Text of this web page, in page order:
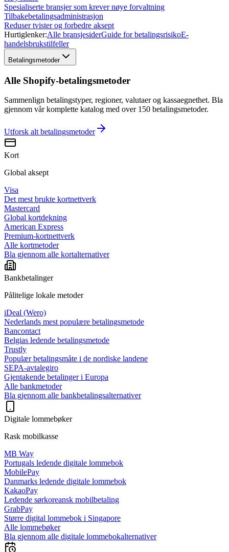
Spesialiserte bransjer som krever nøye forvaltning
Tilbakebetalingsadministrasjon
Reduser tvister og forbedre aksept
Hurtiglenker:Alle bransjesiderGuide for betalingsrisikoE-
handelsbrukstilfeller
Betalingsmetoder
Alle Shopify-betalingsmetoder
Sammenlign betalingstyper, regioner, valutaer og kassaegnethet. Bla
gjennom vår komplette katalog med over 150 betalingsmetoder.
Utforsk alt betalingsmetoder
Kort
Global aksept
Visa
Det mest brukte kortnettverk
Mastercard
Global kortdekning
American Express
Premium-kortnettverk
Alle kortmetoder
Bla gjennom alle kortalternativer
Bankbetalinger
Pålitelige lokale metoder
iDeal (Wero)
Nederlands mest populære betalingsmetode
Bancontact
Belgias ledende betalingsmetode
Trustly
Populær betalingsmåte i de nordiske landene
SEPA-avtalegiro
Gjentakende betalinger i Europa
Alle bankmetoder
Bla gjennom alle bankbetalingsalternativer
Digitale lommebøker
Rask mobilkasse
MB Way
Portugals ledende digitale lommebok
MobilePay
Danmarks ledende digitale lommebok
KakaoPay
Ledende sørkoreansk mobilbetaling
GrabPay
Større digital lommebok i Singapore
Alle lommebøker
Bla gjennom alle digitale lommebokalternativer